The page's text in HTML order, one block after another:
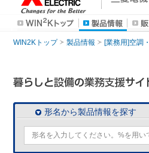
WIN2Kトップ 製品情報 [業務用]空調
形名から製品情報を探す